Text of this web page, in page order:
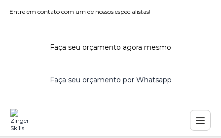
Entre em contato com um de nossos especialistas!
Faça seu orçamento agora mesmo
Faça seu orçamento por Whatsapp